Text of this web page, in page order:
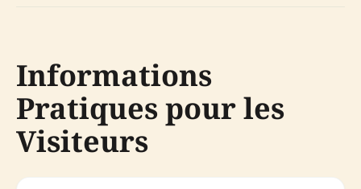
Informations
Pratiques pour les
Visiteurs